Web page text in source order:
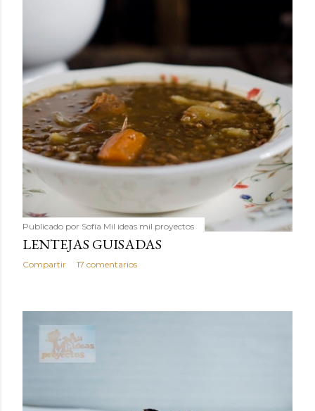
Publicado por Sofía Mil ideas mil proyectos
LENTEJAS GUISADAS
Compartir 17 comentarios